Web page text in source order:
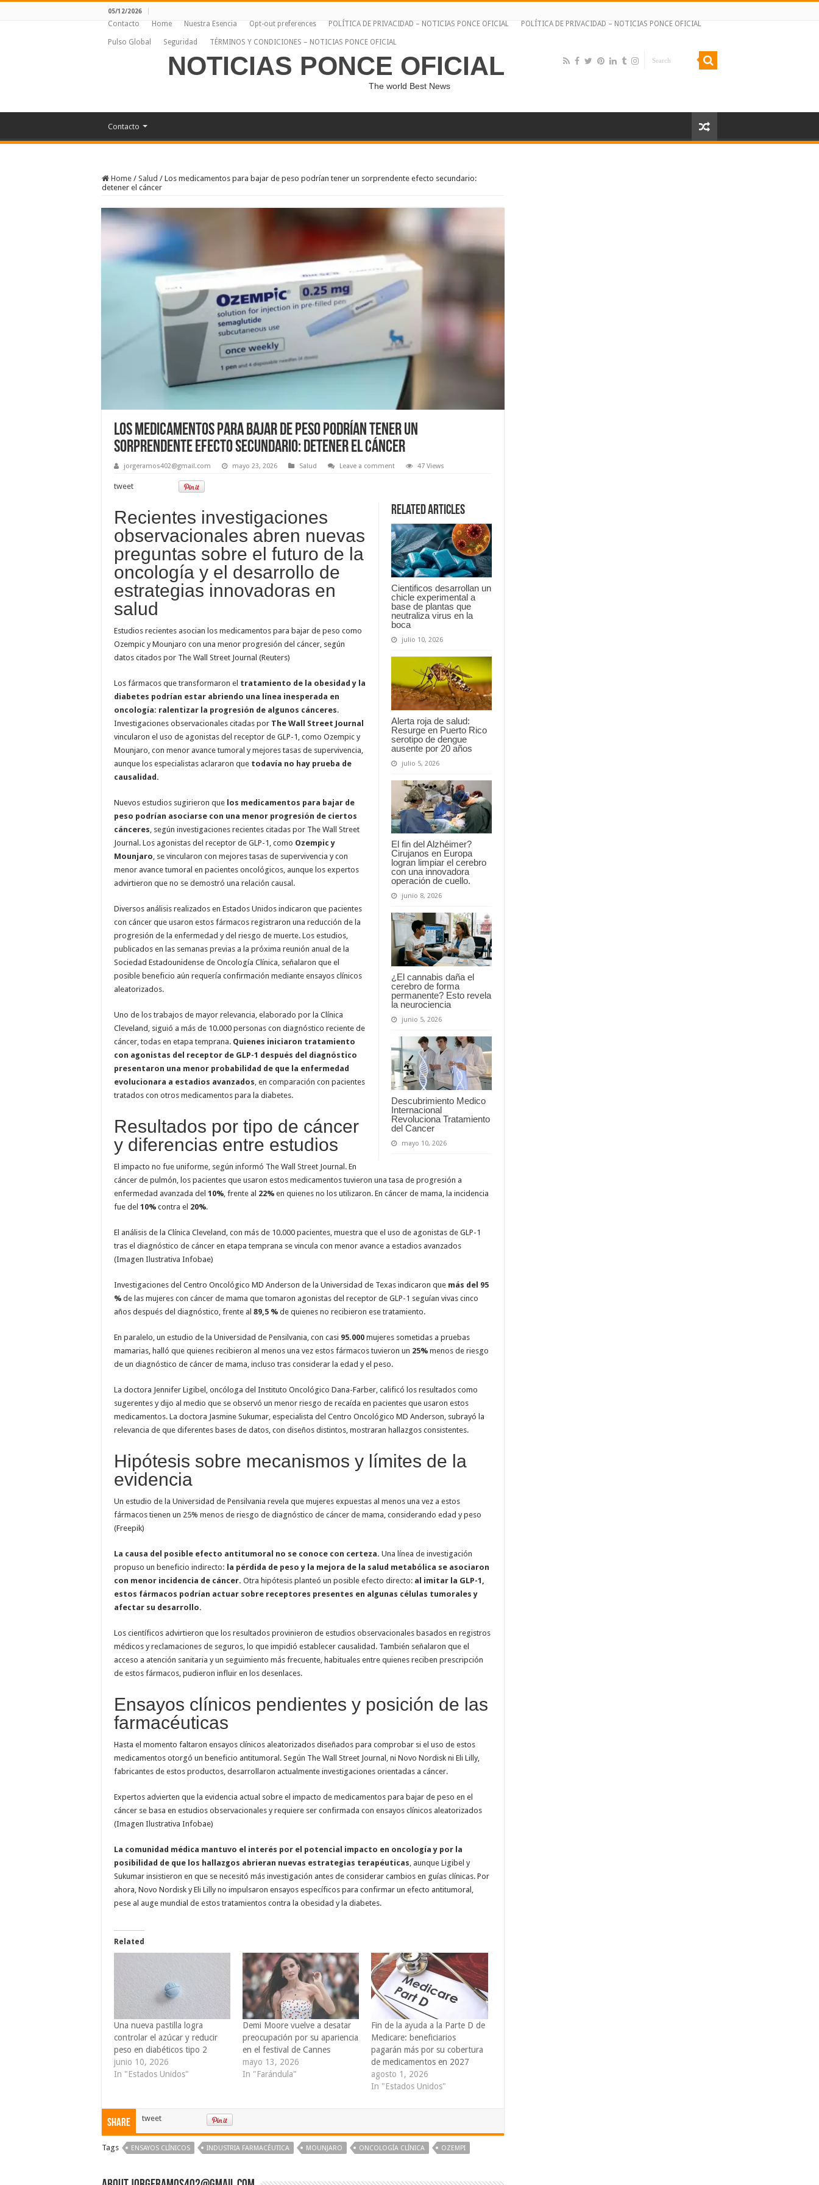
05/12/2026
Contacto Home Nuestra Esencia Opt-out preferences POLÍTICA DE PRIVACIDAD – NOTICIAS PONCE OFICIAL POLÍTICA DE PRIVACIDAD – NOTICIAS PONCE OFICIAL
Pulso Global Seguridad TÉRMINOS Y CONDICIONES – NOTICIAS PONCE OFICIAL
NOTICIAS PONCE OFICIAL
The world Best News
Contacto
Home / Salud / Los medicamentos para bajar de peso podrían tener un sorprendente efecto secundario:
detener el cáncer
Los medicamentos para bajar de peso podrían tener un
sorprendente efecto secundario: detener el cáncer
jorgeramos402@gmail.com mayo 23, 2026 Salud Leave a comment 47 Views
tweet
Related Articles
Cientificos desarrollan un
chicle experimental a
base de plantas que
neutraliza virus en la
boca
julio 10, 2026
Alerta roja de salud:
Resurge en Puerto Rico
serotipo de dengue
ausente por 20 años
julio 5, 2026
El fin del Alzhéimer?
Cirujanos en Europa
logran limpiar el cerebro
con una innovadora
operación de cuello.
junio 8, 2026
¿El cannabis daña el
cerebro de forma
permanente? Esto revela
la neurociencia
junio 5, 2026
Descubrimiento Medico
Internacional
Revoluciona Tratamiento
del Cancer
mayo 10, 2026
Recientes investigaciones
observacionales abren nuevas
preguntas sobre el futuro de la
oncología y el desarrollo de
estrategias innovadoras en
salud
Estudios recientes asocian los medicamentos para bajar de peso como
Ozempic y Mounjaro con una menor progresión del cáncer, según
datos citados por The Wall Street Journal (Reuters)
Los fármacos que transformaron el tratamiento de la obesidady la
diabetes podrían estar abriendo una línea inesperada en
oncología: ralentizar la progresión de algunos cánceres.
Investigaciones observacionales citadas por The Wall Street Journal
vincularon el uso de agonistas del receptor de GLP-1, como Ozempic y
Mounjaro, con menor avance tumoral y mejores tasas de supervivencia,
aunque los especialistas aclararon que todavía no hay prueba de
causalidad.
Nuevos estudios sugirieron que los medicamentos para bajar de
peso podrían asociarse con una menor progresión de ciertos
cánceres, según investigaciones recientes citadas por The Wall Street
Journal. Los agonistas del receptor de GLP-1, como Ozempic y
Mounjaro, se vincularon con mejores tasas de supervivencia y con
menor avance tumoral en pacientes oncológicos, aunque los expertos
advirtieron que no se demostró una relación causal.
Diversos análisis realizados en Estados Unidos indicaron que pacientes
con cáncer que usaron estos fármacos registraron una reducción de la
progresión de la enfermedad y del riesgo de muerte. Los estudios,
publicados en las semanas previas a la próxima reunión anual de la
Sociedad Estadounidense de Oncología Clínica, señalaron que el
posible beneficio aún requería confirmación mediante ensayos clínicos
aleatorizados.
Uno de los trabajos de mayor relevancia, elaborado por la Clínica
Cleveland, siguió a más de 10.000 personas con diagnóstico reciente de
cáncer, todas en etapa temprana. Quienes iniciaron tratamiento
con agonistas del receptor de GLP-1 después del diagnóstico
presentaron una menor probabilidad de que la enfermedad
evolucionara a estadios avanzados, en comparación con pacientes
tratados con otros medicamentos para la diabetes.
Resultados por tipo de cáncer
y diferencias entre estudios
El impacto no fue uniforme, según informó The Wall Street Journal. En
cáncer de pulmón, los pacientes que usaron estos medicamentos tuvieron una tasa de progresión a
enfermedad avanzada del 10%, frente al 22% en quienes no los utilizaron. En cáncer de mama, la incidencia
fue del 10% contra el 20%.
El análisis de la Clínica Cleveland, con más de 10.000 pacientes, muestra que el uso de agonistas de GLP-1
tras el diagnóstico de cáncer en etapa temprana se vincula con menor avance a estadios avanzados
(Imagen Ilustrativa Infobae)
Investigaciones del Centro Oncológico MD Anderson de la Universidad de Texas indicaron que más del 95
% de las mujeres con cáncer de mama que tomaron agonistas del receptor de GLP-1 seguían vivas cinco
años después del diagnóstico, frente al 89,5 % de quienes no recibieron ese tratamiento.
En paralelo, un estudio de la Universidad de Pensilvania, con casi 95.000 mujeres sometidas a pruebas
mamarias, halló que quienes recibieron al menos una vez estos fármacos tuvieron un 25% menos de riesgo
de un diagnóstico de cáncer de mama, incluso tras considerar la edad y el peso.
La doctora Jennifer Ligibel, oncóloga del Instituto Oncológico Dana-Farber, calificó los resultados como
sugerentes y dijo al medio que se observó un menor riesgo de recaída en pacientes que usaron estos
medicamentos. La doctora Jasmine Sukumar, especialista del Centro Oncológico MD Anderson, subrayó la
relevancia de que diferentes bases de datos, con diseños distintos, mostraran hallazgos consistentes.
Hipótesis sobre mecanismos y límites de la
evidencia
Un estudio de la Universidad de Pensilvania revela que mujeres expuestas al menos una vez a estos
fármacos tienen un 25% menos de riesgo de diagnóstico de cáncer de mama, considerando edad y peso
(Freepik)
La causa del posible efecto antitumoral no se conoce con certeza. Una línea de investigación
propuso un beneficio indirecto: la pérdida de peso y la mejora de la salud metabólica se asociaron
con menor incidencia de cáncer. Otra hipótesis planteó un posible efecto directo: al imitar la GLP-1,
estos fármacos podrían actuar sobre receptores presentes en algunas células tumorales y
afectar su desarrollo.
Los científicos advirtieron que los resultados provinieron de estudios observacionales basados en registros
médicos y reclamaciones de seguros, lo que impidió establecer causalidad. También señalaron que el
acceso a atención sanitaria y un seguimiento más frecuente, habituales entre quienes reciben prescripción
de estos fármacos, pudieron influir en los desenlaces.
Ensayos clínicos pendientes y posición de las
farmacéuticas
Hasta el momento faltaron ensayos clínicos aleatorizados diseñados para comprobar si el uso de estos
medicamentos otorgó un beneficio antitumoral. Según The Wall Street Journal, ni Novo Nordisk ni Eli Lilly,
fabricantes de estos productos, desarrollaron actualmente investigaciones orientadas a cáncer.
Expertos advierten que la evidencia actual sobre el impacto de medicamentos para bajar de peso en el
cáncer se basa en estudios observacionales y requiere ser confirmada con ensayos clínicos aleatorizados
(Imagen Ilustrativa Infobae)
La comunidad médica mantuvo el interés por el potencial impacto en oncología y por la
posibilidad de que los hallazgos abrieran nuevas estrategias terapéuticas, aunque Ligibel y
Sukumar insistieron en que se necesitó más investigación antes de considerar cambios en guías clínicas. Por
ahora, Novo Nordisk y Eli Lilly no impulsaron ensayos específicos para confirmar un efecto antitumoral,
pese al auge mundial de estos tratamientos contra la obesidad y la diabetes.
Related
Una nueva pastilla logra
controlar el azúcar y reducir
peso en diabéticos tipo 2
junio 10, 2026
In "Estados Unidos"
Demi Moore vuelve a desatar
preocupación por su apariencia
en el festival de Cannes
mayo 13, 2026
In "Farándula"
Fin de la ayuda a la Parte D de
Medicare: beneficiarios
pagarán más por su cobertura
de medicamentos en 2027
agosto 1, 2026
In "Estados Unidos"
Share tweet
Tags ENSAYOS CLÍNICOS INDUSTRIA FARMACÉUTICA MOUNJARO ONCOLOGÍA CLÍNICA OZEMPI